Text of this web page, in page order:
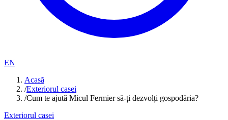
EN
Acasă
/Exteriorul casei
/Cum te ajută Micul Fermier să-ți dezvolți gospodăria?
Exteriorul casei